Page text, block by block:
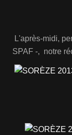
L'après-midi,
SPAF -, notre